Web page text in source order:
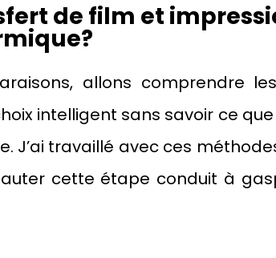
de film et
allons comprendre
intelligent sans savoir ce
J’ai travaillé avec ces
cette étape conduit à